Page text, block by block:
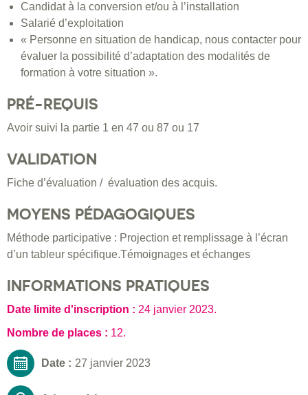
Candidat à la conversion et/ou à l’installation
Salarié d’exploitation
« Personne en situation de handicap, nous contacter pour
évaluer la possibilité d’adaptation des modalités de
formation à votre situation ».
PRÉ-REQUIS
Avoir suivi la partie 1 en 47 ou 87 ou 17
VALIDATION
Fiche d’évaluation / évaluation des acquis.
MOYENS PÉDAGOGIQUES
Méthode participative : Projection et remplissage à l’écran
d’un tableur spécifique.Témoignages et échanges
INFORMATIONS PRATIQUES
Date limite d'inscription : 24 janvier 2023.
Nombre de places : 12.
Date : 27 janvier 2023